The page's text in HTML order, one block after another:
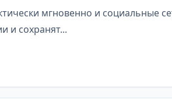
мгновенно и социальные
и сохранят...